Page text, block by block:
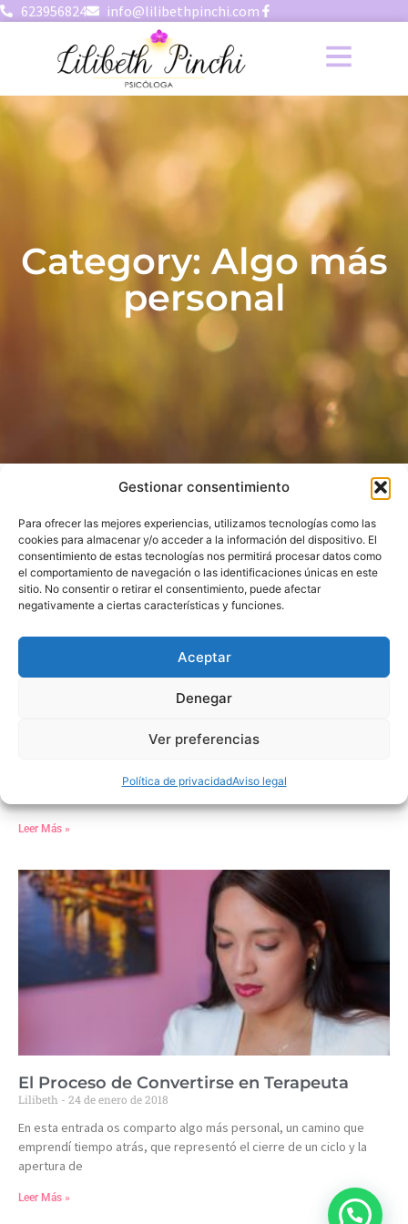
Gestionar consentimiento
Para ofrecer las mejores experiencias, utilizamos tecnologías como las
cookies para almacenar y/o acceder a la información del dispositivo. El
consentimiento de estas tecnologías nos permitirá procesar datos como
el comportamiento de navegación o las identificaciones únicas en este
sitio. No consentir o retirar el consentimiento, puede afectar
negativamente a ciertas características y funciones.
Aceptar
Denegar
Ver preferencias
Política de privacidadAviso legal
623956824 info@lilibethpinchi.com
Category: Algo más
personal
Relájate elaborando tus propias velas e
usualmente escribo. Pero que de seguro te resultará muy práctico
Leer Más »
El Proceso de Convertirse en Terapeuta
Lilibeth 24 de enero de 2018
En esta entrada os comparto algo más personal, un camino que
emprendí tiempo atrás, que representó el cierre de un ciclo y la
apertura de
Leer Más »